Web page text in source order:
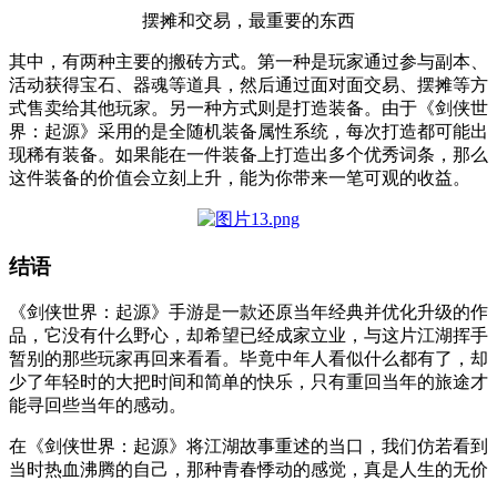
摆摊和交易，最重要的东西
其中，有两种主要的搬砖方式。第一种是玩家通过参与副本、
活动获得宝石、器魂等道具，然后通过面对面交易、摆摊等方
式售卖给其他玩家。另一种方式则是打造装备。由于《剑侠世
界：起源》采用的是全随机装备属性系统，每次打造都可能出
现稀有装备。如果能在一件装备上打造出多个优秀词条，那么
这件装备的价值会立刻上升，能为你带来一笔可观的收益。
结语
《剑侠世界：起源》手游是一款还原当年经典并优化升级的作
品，它没有什么野心，却希望已经成家立业，与这片江湖挥手
暂别的那些玩家再回来看看。毕竟中年人看似什么都有了，却
少了年轻时的大把时间和简单的快乐，只有重回当年的旅途才
能寻回些当年的感动。
在《剑侠世界：起源》将江湖故事重述的当口，我们仿若看到
当时热血沸腾的自己，那种青春悸动的感觉，真是人生的无价